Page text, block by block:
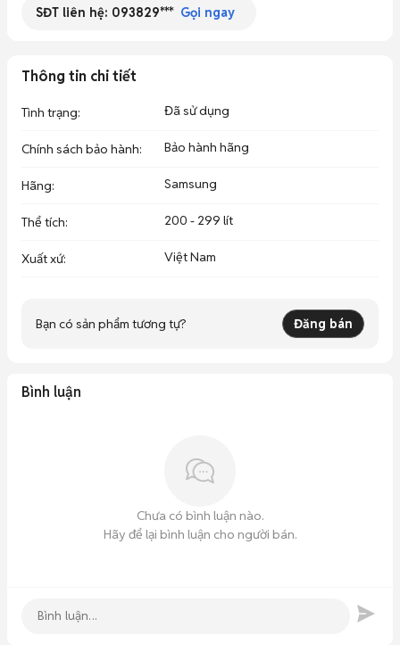
SĐT liên hệ: 093829*** Gọi ngay
Thông tin chi tiết
Tình trạng: Đã sử dụng
Chính sách bảo hành: Bảo hành hãng
Hãng: Samsung
Thể tích: 200 - 299 lít
Xuất xứ: Việt Nam
Bạn có sản phẩm tương tự? Đăng bán
Bình luận
Chưa có bình luận nào.
Hãy để lại bình luận cho người bán.